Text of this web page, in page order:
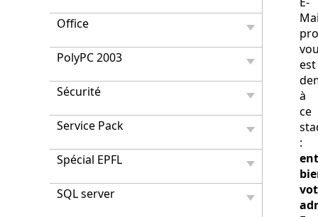
Office
PolyPC 2003
Sécurité
Service Pack
Spécial EPFL
SQL server
est
à
ce
: